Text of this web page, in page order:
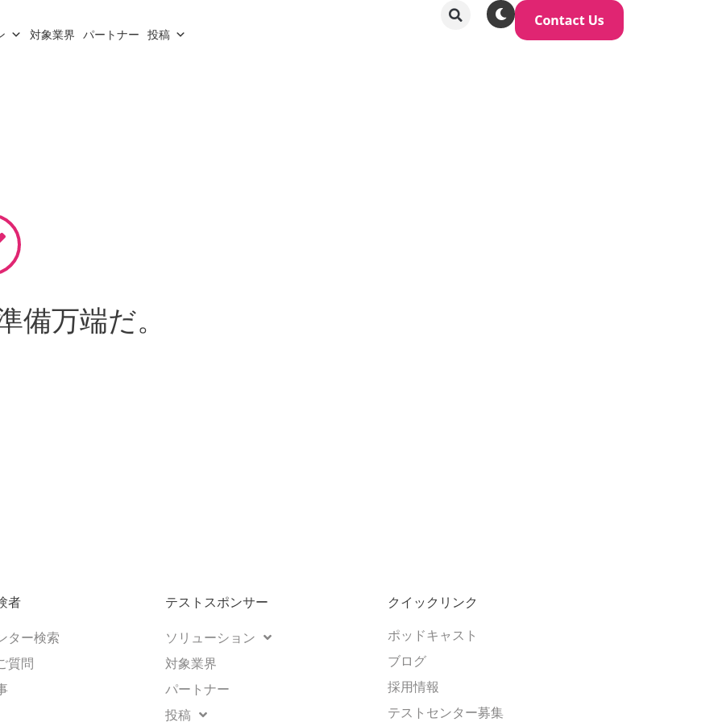
対象業界 パートナー 投稿
備万端だ。
者
ター検索
質問
テストスポンサー
ソリューション
対象業界
パートナー
投稿
クイックリンク
ポッドキャスト
ブログ
採用情報
テストセンター募集